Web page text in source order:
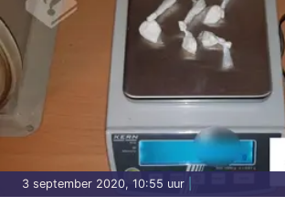
3 september 2020, 10:55 uur